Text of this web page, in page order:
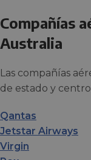
Compañías
Australia
Las compañías
de estado y
Qantas
Jetstar Airways
Virgin